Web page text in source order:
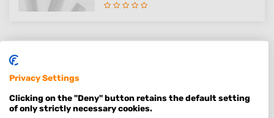
Op 16,01 km afstand
Privacy Settings
Clicking on the "Deny" button retains the default setting
of only strictly necessary cookies.